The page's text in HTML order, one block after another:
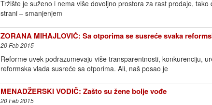
Tržište je suženo i nema više dovoljno prostora za rast prodaje,
strani – smanjenjem
ZORANA MIHAJLOVIĆ: Sa otporima se susreće svaka
20 Feb 2015
Reforme uvek podrazumevaju više transparentnosti, konkurenciju,
reformska vlada susreće sa otporima. Ali, naš posao je
MENADŽERSKI VODIČ: Zašto su žene bolje vođe
20 Feb 2015